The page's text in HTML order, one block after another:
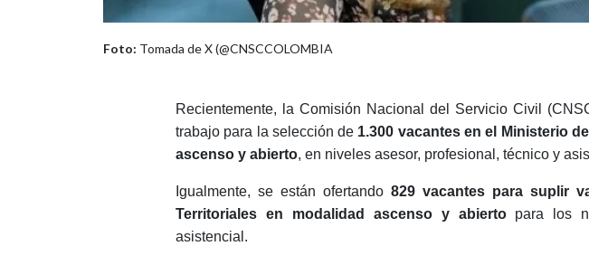
Foto: Tomada de X (@CNSCCOLOMBIA
Recientemente, la Comisión Nacional del Servicio Civil
trabajo para la selección de 1.300 vacantes en el Ministerio
ascenso y abierto, en niveles asesor, profesional, técnico y
Igualmente, se están ofertando 829 vacantes para suplir
Territoriales en modalidad ascenso y abiertopara los
asistencial.